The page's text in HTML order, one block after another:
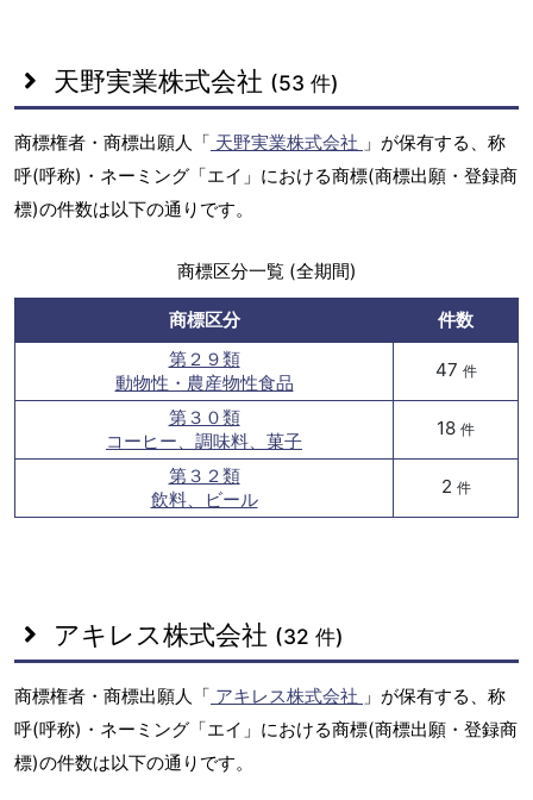
天野実業株式会社 (53 件)
商標権者・商標出願人「 天野実業株式会社 」が保有する、称
呼(呼称)・ネーミング「エイ」における商標(商標出願・登録商
標)の件数は以下の通りです。
商標区分一覧 (全期間)
商標区分
件数
第２９類
動物性・農産物性食品
47 件
第３０類
コーヒー、調味料、菓子
18 件
第３２類
飲料、ビール
2 件
アキレス株式会社 (32 件)
商標権者・商標出願人「 アキレス株式会社 」が保有する、称
呼(呼称)・ネーミング「エイ」における商標(商標出願・登録商
標)の件数は以下の通りです。